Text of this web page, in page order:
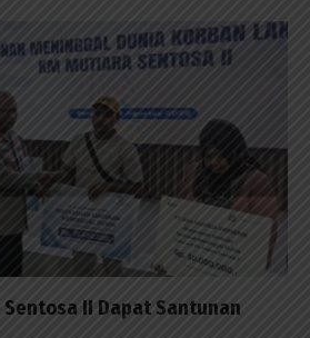
II Dapat Santunan